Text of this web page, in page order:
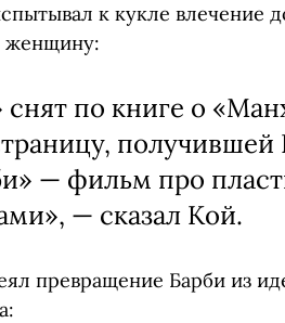
к кукле влечение
женщину:
по книге о
— фильм про
— сказал Кой.
превращение Барби из